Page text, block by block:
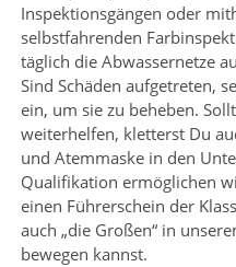
Inspektionsgängen oder
selbstfahrenden
täglich die Abwassernetze
Sind Schäden aufgetreten,
ein, um sie zu beheben.
weiterhelfen, kletterst Du
und Atemmaske in den
Qualifikation ermöglichen
einen Führerschein der
auch „die Großen“ in
bewegen kannst.